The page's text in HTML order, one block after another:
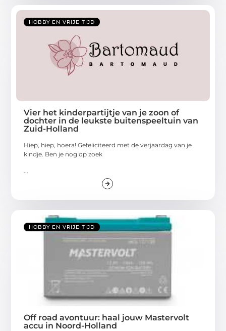
HOBBY EN VRIJE TIJD
Vier het kinderpartijtje van je zoon of
dochter in de leukste buitenspeeltuin van
Zuid-Holland
Hiep, hiep, hoera! Gefeliciteerd met de verjaardag van je
kindje. Ben je nog op zoek
HOBBY EN VRIJE TIJD
Off road avontuur: haal jouw Mastervolt
accu in Noord-Holland